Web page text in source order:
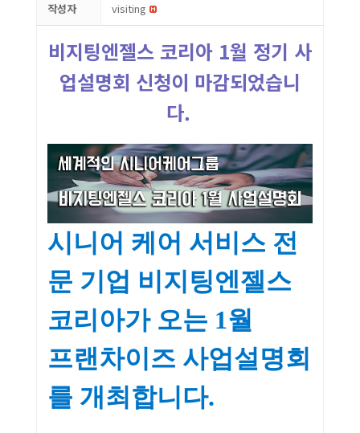
작성자 visiting
비지팅엔젤스 코리아 1월 정기 사
업설명회 신청이 마감되었습니
다.
시니어 케어 서비스 전
문 기업 비지팅엔젤스
코리아가 오는 1월
프랜차이즈 사업설명회
를 개최합니다.